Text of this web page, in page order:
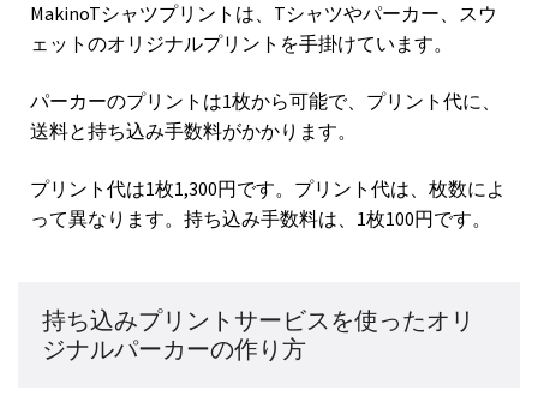
MakinoTシャツプリントは、Tシャツやパーカー、スウ
ェットのオリジナルプリントを手掛けています。
パーカーのプリントは1枚から可能で、プリント代に、
送料と持ち込み手数料がかかります。
プリント代は1枚1,300円です。プリント代は、枚数によ
って異なります。持ち込み手数料は、1枚100円です。
持ち込みプリントサービスを使ったオリ
ジナルパーカーの作り方